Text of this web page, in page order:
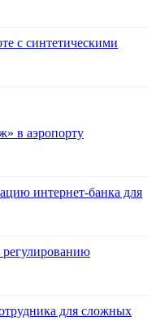
с синтетическими
в аэропорту
интернет-банка для
для сложных